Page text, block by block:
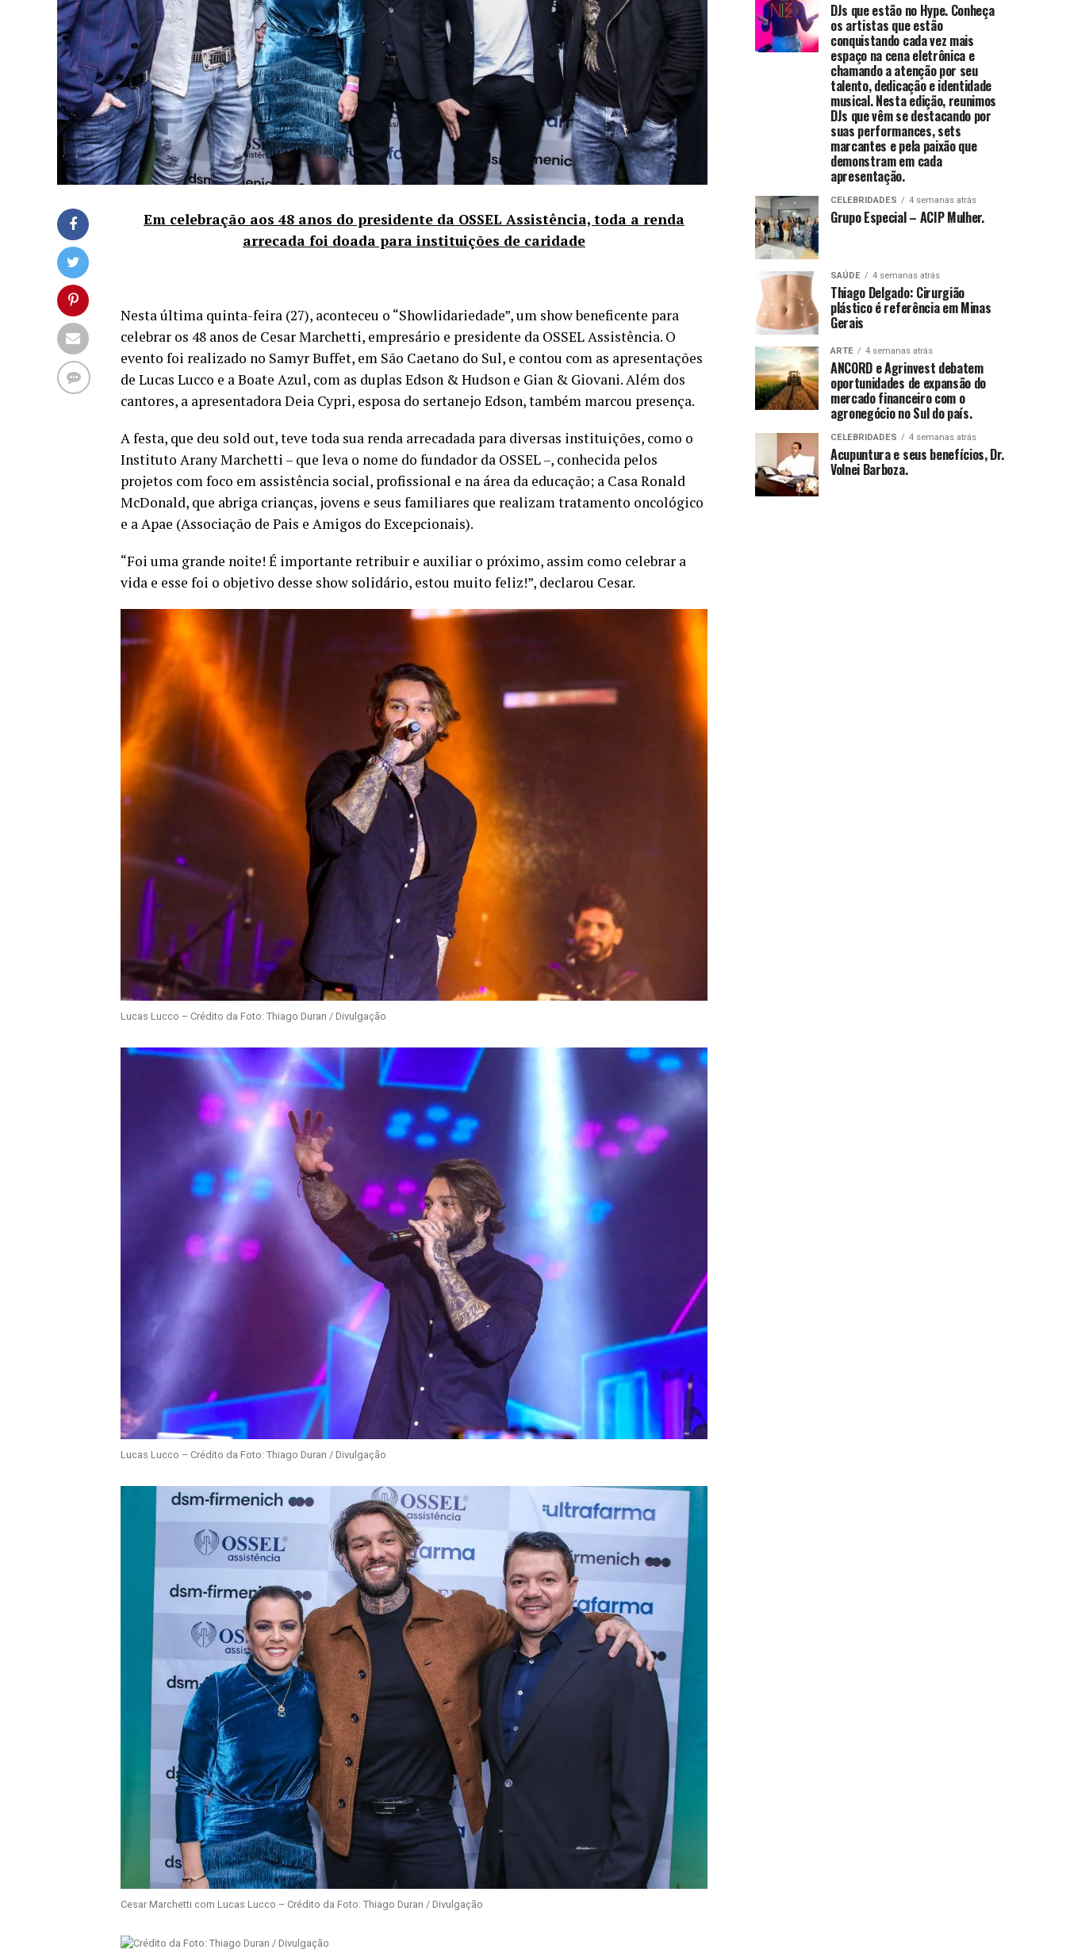
Em celebração aos 48 anos do presidente da OSSEL Assistência, toda a renda
arrecada foi doada para instituições de caridade
Nesta última quinta-feira (27), aconteceu o “Showlidariedade”, um show beneficente para
celebrar os 48 anos de Cesar Marchetti, empresário e presidente da OSSEL Assistência. O
evento foi realizado no Samyr Buffet, em São Caetano do Sul, e contou com as apresentações
de Lucas Lucco e a Boate Azul, com as duplas Edson & Hudson e Gian & Giovani. Além dos
cantores, a apresentadora Deia Cypri, esposa do sertanejo Edson, também marcou presença.
A festa, que deu sold out, teve toda sua renda arrecadada para diversas instituições, como o
Instituto Arany Marchetti – que leva o nome do fundador da OSSEL –, conhecida pelos
projetos com foco em assistência social, profissional e na área da educação; a Casa Ronald
McDonald, que abriga crianças, jovens e seus familiares que realizam tratamento oncológico
e a Apae (Associação de Pais e Amigos do Excepcionais).
“Foi uma grande noite! É importante retribuir e auxiliar o próximo, assim como celebrar a
vida e esse foi o objetivo desse show solidário, estou muito feliz!”, declarou Cesar.
Lucas Lucco – Crédito da Foto: Thiago Duran / Divulgação
Lucas Lucco – Crédito da Foto: Thiago Duran / Divulgação
Cesar Marchetti com Lucas Lucco – Crédito da Foto: Thiago Duran / Divulgação
DJs que estão no Hype. Conheça
os artistas que estão
conquistando cada vez mais
espaço na cena eletrônica e
chamando a atenção por seu
talento, dedicação e identidade
musical. Nesta edição, reunimos
DJs que vêm se destacando por
suas performances, sets
marcantes e pela paixão que
demonstram em cada
apresentação.
CELEBRIDADES 4 semanas atrás
Grupo Especial – ACIP Mulher.
SAÚDE 4 semanas atrás
Thiago Delgado: Cirurgião
plástico é referência em Minas
Gerais
ARTE 4 semanas atrás
ANCORD e Agrinvest debatem
oportunidades de expansão do
mercado financeiro com o
agronegócio no Sul do país.
CELEBRIDADES 4 semanas atrás
Acupuntura e seus benefícios, Dr.
Volnei Barboza.